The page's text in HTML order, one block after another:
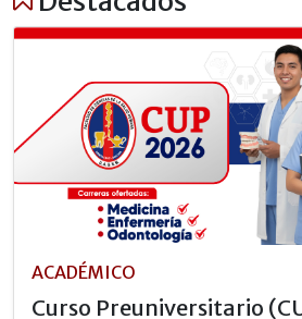
ACADÉMICO
Curso Preuniversitario